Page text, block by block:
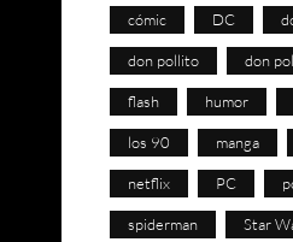
cómic DC
don pollito don
flash humor
los 90 manga
netflix PC
spiderman Star